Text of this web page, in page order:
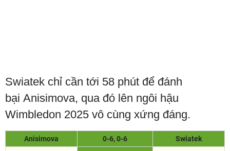
Swiatek chỉ cần tới 58 phút để đánh
bại Anisimova, qua đó lên ngôi hậu
Wimbledon 2025 vô cùng xứng đáng.
Anisimova 0-6, 0-6
Swiatek